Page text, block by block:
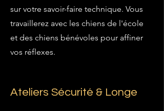
sur votre savoir-faire technique. Vous
travaillerez avec les chiens de l'école
et des chiens bénévoles pour affiner
vos réflexes.
Ateliers Sécurité & Longe